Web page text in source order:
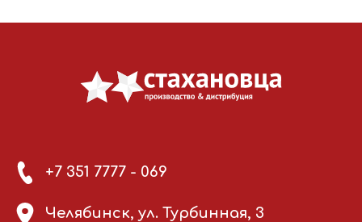
+7 351 7777 - 069
Челябинск, ул. Турбинная, 3